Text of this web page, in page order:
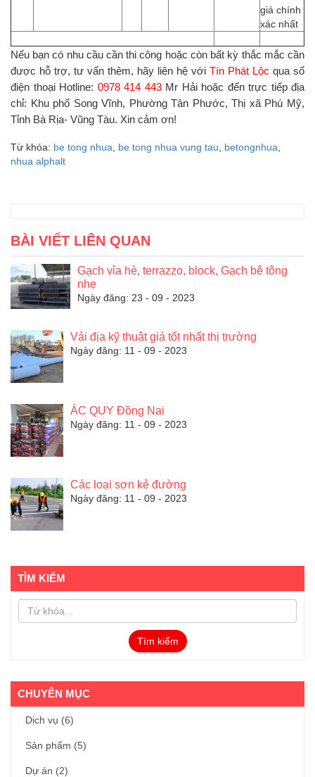
giá chính
xác nhất
Nếu bạn có nhu cầu cần thi công hoặc còn bất kỳ thắc mắc cần
được hỗ trợ, tư vấn thêm, hãy liên hệ với Tín Phát Lộc qua số
điện thoại Hotline: 0978 414 443Mr Hải hoặc đến trực tiếp địa
chỉ: Khu phố Song Vĩnh, Phường Tân Phước, Thị xã Phú Mỹ,
Tỉnh Bà Rịa- Vũng Tàu. Xin cảm ơn!
Từ khóa: be tong nhua be tong nhua vung tau betongnhua
nhua alphalt
BÀI VIẾT LIÊN QUAN
Gạch vỉa hè, terrazzo, block, Gạch bê tông
nhẹ
Ngày đăng: 23 - 09 - 2023
Vải địa kỹ thuật giá tốt nhất thị trường
Ngày đăng: 11 - 09 - 2023
ÁC QUY Đồng Nai
Ngày đăng: 11 - 09 - 2023
Các loại sơn kẻ đường
Ngày đăng: 11 - 09 - 2023
TÌM KIẾM
Tìm kiếm
CHUYÊN MỤC
Dịch vụ (6)
Sản phẩm (5)
Dự án (2)